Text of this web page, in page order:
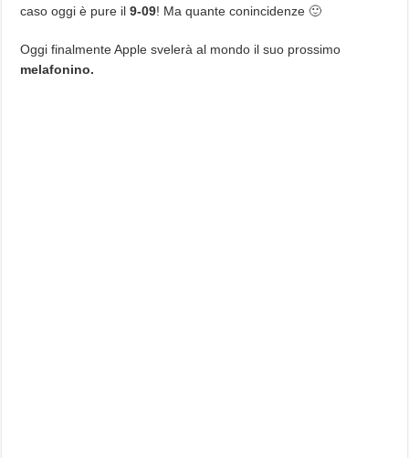
caso oggi è pure il9-09! Ma quante conincidenze 🙂
Oggi finalmente Apple svelerà al mondo il suo prossimo
melafonino.